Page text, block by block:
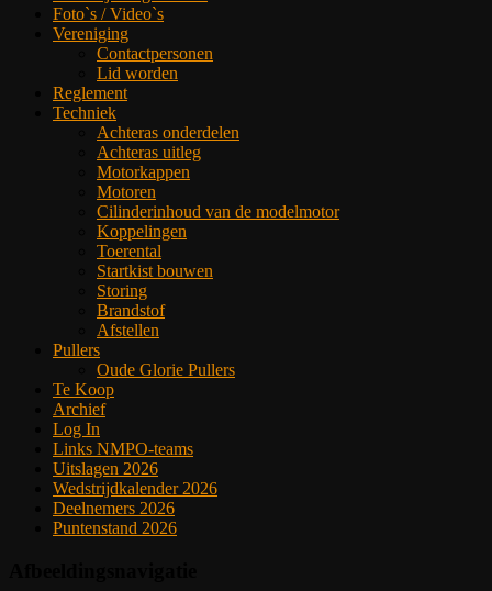
Foto`s / Video`s
Vereniging
Contactpersonen
Lid worden
Reglement
Techniek
Achteras onderdelen
Achteras uitleg
Motorkappen
Motoren
Cilinderinhoud van de modelmotor
Koppelingen
Toerental
Startkist bouwen
Storing
Brandstof
Afstellen
Pullers
Oude Glorie Pullers
Te Koop
Archief
Log In
Links NMPO-teams
Uitslagen 2026
Wedstrijdkalender 2026
Deelnemers 2026
Puntenstand 2026